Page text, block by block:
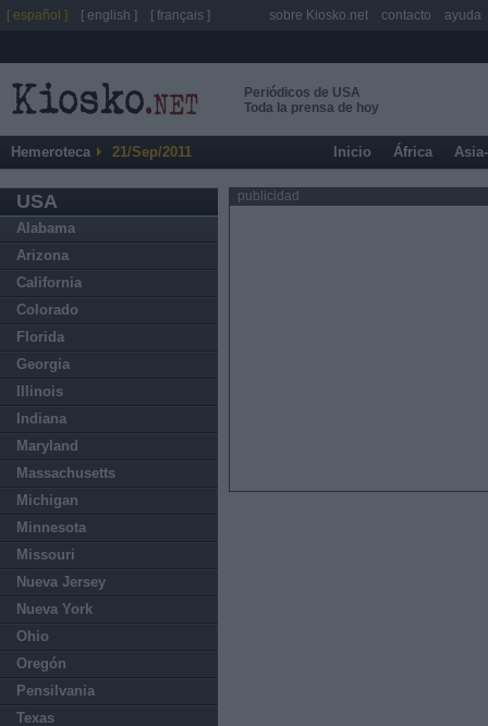
Periódicos de USA
Toda la prensa de hoy
Hemeroteca 21/Sep/2011 Inicio África
USA
Alabama
Arizona
California
Colorado
Florida
Georgia
Illinois
Indiana
Maryland
Massachusetts
Michigan
Minnesota
Missouri
Nueva Jersey
Nueva York
Ohio
Oregón
Pensilvania
Texas
publicidad
[ español ] [ english ] [ français ] sobre Kiosko.net contacto ayuda